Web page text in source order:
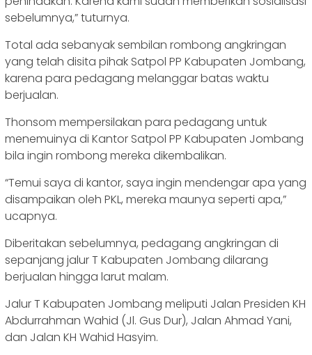
sebelumnya,” tuturnya.
Total ada sebanyak sembilan rombong angkringan
yang telah disita pihak Satpol PP Kabupaten Jombang,
karena para pedagang melanggar batas waktu
berjualan.
Thonsom mempersilakan para pedagang untuk
menemuinya di Kantor Satpol PP Kabupaten Jombang
bila ingin rombong mereka dikembalikan.
“Temui saya di kantor, saya ingin mendengar apa yang
disampaikan oleh PKL, mereka maunya seperti apa,”
ucapnya.
Diberitakan sebelumnya, pedagang angkringan di
sepanjang jalur T Kabupaten Jombang dilarang
berjualan hingga larut malam.
Jalur T Kabupaten Jombang meliputi Jalan Presiden KH
Abdurrahman Wahid (Jl. Gus Dur), Jalan Ahmad Yani,
dan Jalan KH Wahid Hasyim.